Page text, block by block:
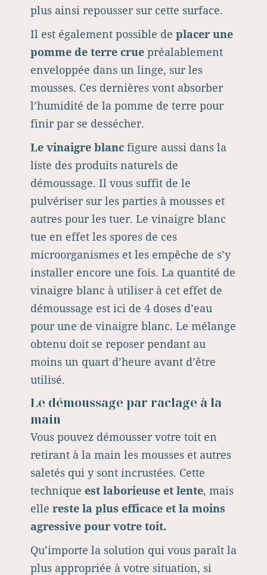
plus ainsi repousser sur cette surface.
Il est également possible de placer une
pomme de terre crue préalablement
enveloppée dans un linge, sur les
mousses. Ces dernières vont absorber
l’humidité de la pomme de terre pour
finir par se dessécher.
Le vinaigre blanc figure aussi dans la
liste des produits naturels de
démoussage. Il vous suffit de le
pulvériser sur les parties à mousses et
autres pour les tuer. Le vinaigre blanc
tue en effet les spores de ces
microorganismes et les empêche de s’y
installer encore une fois. La quantité de
vinaigre blanc à utiliser à cet effet de
démoussage est ici de 4 doses d’eau
pour une de vinaigre blanc. Le mélange
obtenu doit se reposer pendant au
moins un quart d’heure avant d’être
utilisé.
Le démoussage par raclage à la
main
Vous pouvez démousser votre toit en
retirant à la main les mousses et autres
saletés qui y sont incrustées. Cette
technique est laborieuse et lente, mais
elle reste la plus efficace et la moins
agressive pour votre toit.
Qu’importe la solution qui vous paraît la
plus appropriée à votre situation, si